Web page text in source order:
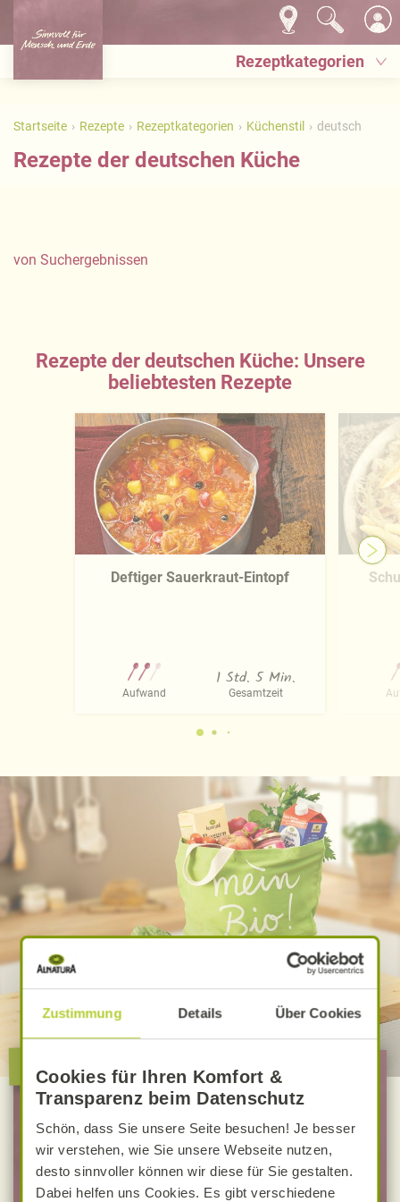
Zustimmung Details Über Cookies
Cookies für Ihren Komfort &
Transparenz beim Datenschutz
Schön, dass Sie unsere Seite besuchen! Je besser
wir verstehen, wie Sie unsere Webseite nutzen,
desto sinnvoller können wir diese für Sie gestalten.
Dabei helfen uns Cookies. Es gibt verschiedene
Rezeptkategorien
Startseite Rezepte Rezeptkategorien Küchenstil deutsch
Rezepte der deutschen Küche
von Suchergebnissen
Rezepte der deutschen Küche: Unsere
beliebtesten Rezepte
Deftiger Sauerkraut-Eintopf
Aufwand
1 Std. 5 Min.
Gesamtzeit
Alnatura verbindet!
… mich zum Newsletter anmelden